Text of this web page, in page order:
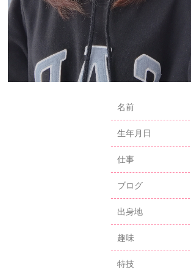
名前
生年月日
仕事
ブログ
出身地
趣味
特技